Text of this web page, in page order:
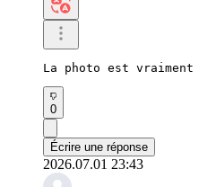
La photo est
0
Écrire une réponse
2026.07.01 23:43